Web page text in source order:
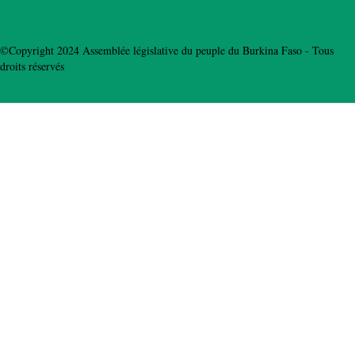
©Copyright 2024 Assemblée législative du peuple du Burkina Faso - Tous
droits réservés